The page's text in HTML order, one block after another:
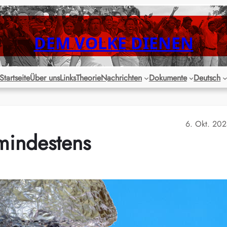
DEM VOLKE DIENEN
StartseiteÜber unsLinksTheorieNachrichten Dokumente Deutsch
6. Okt.